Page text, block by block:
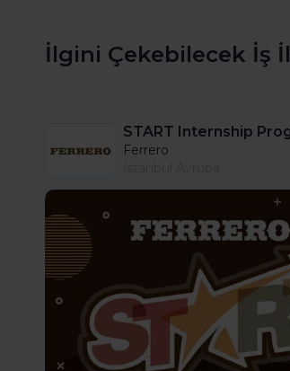
İlgini Çekebilecek İş
Ferrero